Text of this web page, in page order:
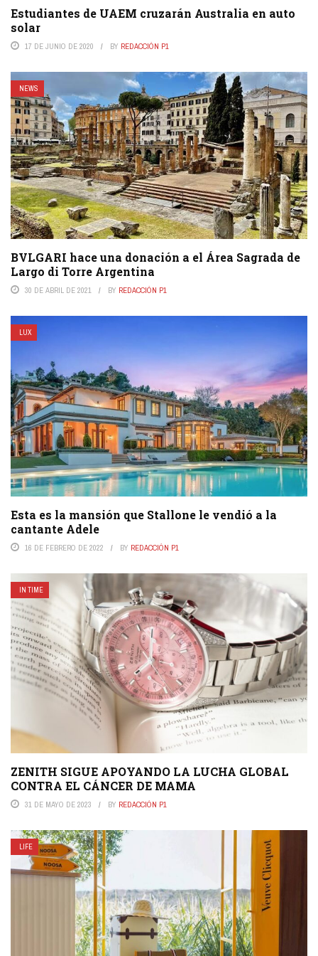
Estudiantes de UAEM cruzarán Australia en auto
solar
17 DE JUNIO DE 2020 BY REDACCIÓN P1
NEWS
BVLGARI hace una donación a el Área Sagrada de
Largo di Torre Argentina
30 DE ABRIL DE 2021 BY REDACCIÓN P1
LUX
Esta es la mansión que Stallone le vendió a la
cantante Adele
16 DE FEBRERO DE 2022 BY REDACCIÓN P1
IN TIME
ZENITH SIGUE APOYANDO LA LUCHA GLOBAL
CONTRA EL CÁNCER DE MAMA
31 DE MAYO DE 2023 BY REDACCIÓN P1
LIFE